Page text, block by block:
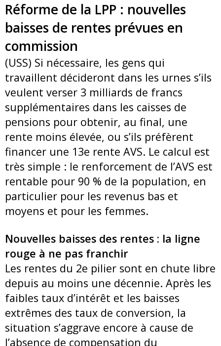
Réforme de la LPP : nouvelles
baisses de rentes prévues en
commission
(USS) Si nécessaire, les gens qui
travaillent décideront dans les urnes s’ils
veulent verser 3 milliards de francs
supplémentaires dans les caisses de
pensions pour obtenir, au final, une
rente moins élevée, ou s’ils préfèrent
financer une 13e rente AVS. Le calcul est
très simple : le renforcement de l’AVS est
rentable pour 90 % de la population, en
particulier pour les revenus bas et
moyens et pour les femmes.
Nouvelles baisses des rentes : la ligne
rouge à ne pas franchir
Les rentes du 2e pilier sont en chute libre
depuis au moins une décennie. Après les
faibles taux d’intérêt et les baisses
extrêmes des taux de conversion, la
situation s’aggrave encore à cause de
l’absence de compensation du